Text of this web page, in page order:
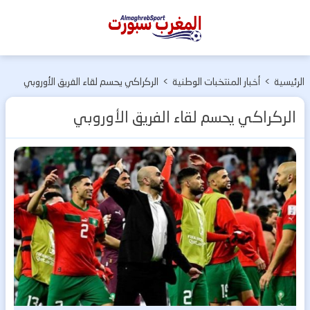
المغرب
الرئيسية > أخبار المنتخبات الوطنية > الركراكي يحسم لقاء الفريق الأوروبي
الركراكي يحسم لقاء الفريق الأوروبي